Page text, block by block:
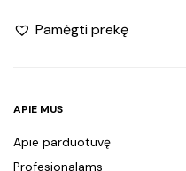
Pamėgti prekę
APIE MUS
Apie parduotuvę
Profesionalams